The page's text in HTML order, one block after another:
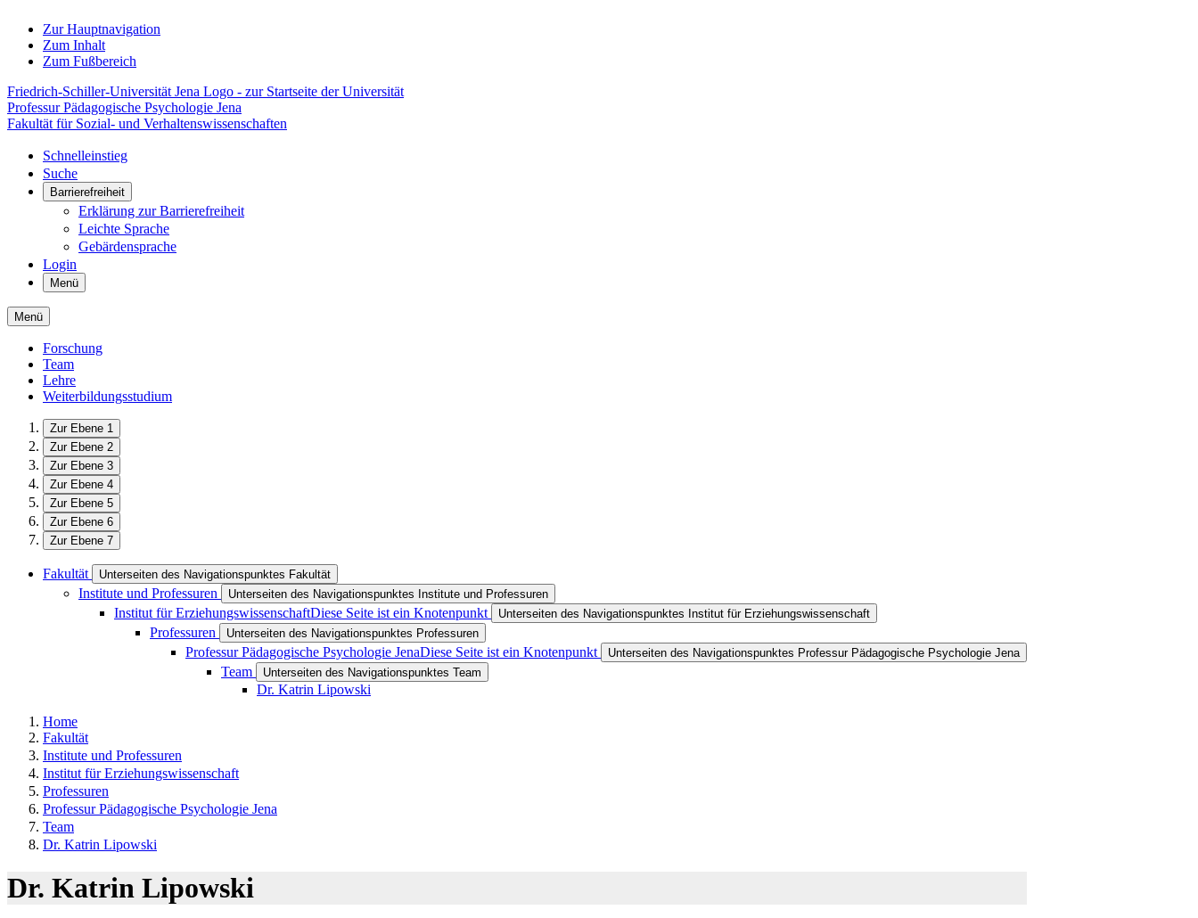
Zur Hauptnavigation
Zum Inhalt
Zum Fußbereich
Friedrich-Schiller-Universität Jena Logo - zur Startseite der Universität
Professur Pädagogische Psychologie Jena
Fakultät für Sozial- und Verhaltenswissenschaften
Schnelleinstieg
Suche
Barrierefreiheit
Erklärung zur Barrierefreiheit
Leichte Sprache
Gebärdensprache
Login
Menü
Menü
Forschung
Team
Lehre
Weiterbildungsstudium
Zur Ebene 1
Zur Ebene 2
Zur Ebene 3
Zur Ebene 4
Zur Ebene 5
Zur Ebene 6
Zur Ebene 7
Fakultät Unterseiten des Navigationspunktes Fakultät
Institute und Professuren Unterseiten des Navigationspunktes Institute und Professuren
Institut für ErziehungswissenschaftDiese Seite ist ein Knotenpunkt Unterseiten des Navigationspunktes Institut für Erziehungswissenschaft
Professuren Unterseiten des Navigationspunktes Professuren
Professur Pädagogische Psychologie JenaDiese Seite ist ein Knotenpunkt Unterseiten des Navigationspunktes Professur Pädagogische Psychologie Jena
Team Unterseiten des Navigationspunktes Team
Dr. Katrin Lipowski
Home
Fakultät
Institute und Professuren
Institut für Erziehungswissenschaft
Professuren
Professur Pädagogische Psychologie Jena
Team
Dr. Katrin Lipowski
Dr. Katrin Lipowski